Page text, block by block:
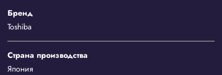
Бренд
Toshiba
Страна производства
Япония